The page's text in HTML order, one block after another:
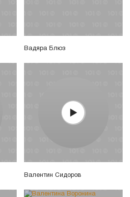
Вадяра Блюз
Валентин Сидоров